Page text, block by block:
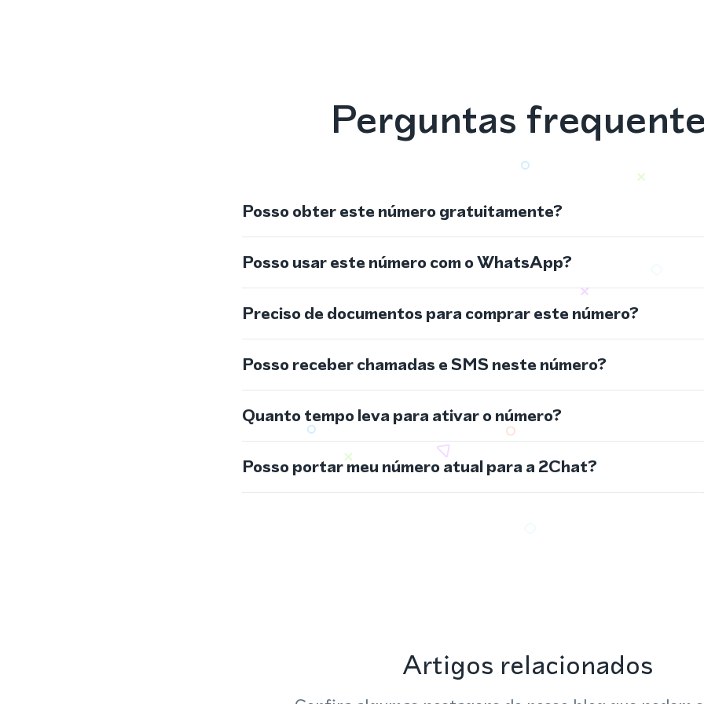
Perguntas
Posso obter este número gratuitamente?
Posso usar este número com o WhatsApp?
Preciso de documentos para comprar este número?
Posso receber chamadas e SMS neste número?
Quanto tempo leva para ativar o número?
Posso portar meu número atual para a 2Chat?
Artigos relacionados